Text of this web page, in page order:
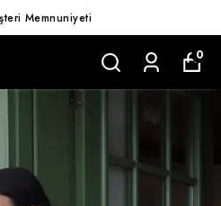
Memnuniyeti
0